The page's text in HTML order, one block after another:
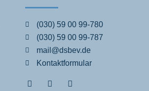
(030) 59 00 99-780
(030) 59 00 99-787
mail@dsbev.de
Kontaktformular